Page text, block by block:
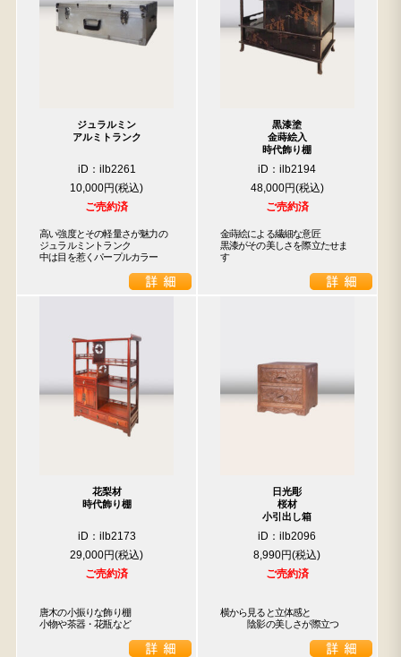
ジュラルミン
アルミトランク
iD：ilb2261
10,000円
ご売約済
高い強度とその軽量さが魅力の
ジュラルミントランク
中は目を惹くパープルカラー
黒漆塗
金蒔絵入
時代飾り棚
iD：ilb2194
48,000円
ご売約済
金蒔絵による繊細な意匠
黒漆がその美しさを際立たせま
す
花梨材
時代飾り棚
iD：ilb2173
29,000円
ご売約済
唐木の小振りな飾り棚
小物や茶器・花瓶など
日光彫
桜材
小引出し箱
iD：ilb2096
8,990円
ご売約済
横から見ると立体感と
陰影の美しさが際立つ